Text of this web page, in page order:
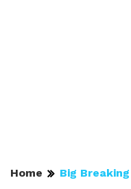
Home Big Breaking